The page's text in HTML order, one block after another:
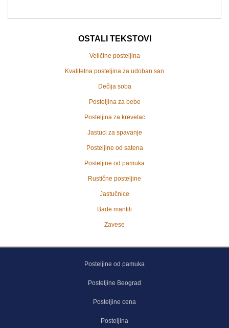
OSTALI TEKSTOVI
Veličine posteljina
Kvalitetna posteljina za udoban san
Dečija soba
Posteljina za bebe
Posteljina za krevetac
Jastuci za spavanje
Posteljine od satena
Posteljine od pamuka
Rustične posteljine
Jastučnice
Bade mantili
Zavese
Posteljine od pamuka
Posteljine Beograd
Posteljine cena
Posteljina